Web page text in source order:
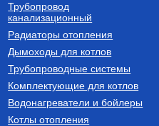
Трубопровод
канализационный
Радиаторы отопления
Дымоходы для котлов
Трубопроводные системы
Комплектующие для котлов
Водонагреватели и бойлеры
Котлы отопления